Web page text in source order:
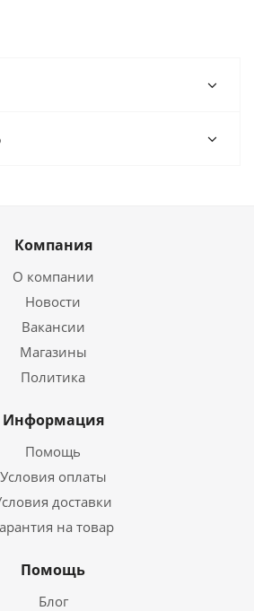
Компания
О компании
Новости
Вакансии
Магазины
Политика
Информация
Помощь
Условия оплаты
доставки
на товар
Помощь
Блог